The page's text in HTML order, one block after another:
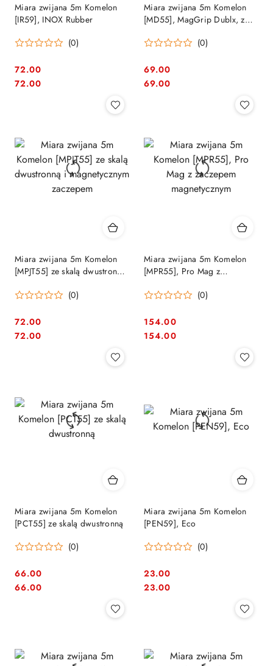
Miara zwijana 5m Komelon
[IR59], INOX Rubber
(0)
Cena:
72.00
Cena:
72.00
Miara zwijana 5m Komelon
[MD55], MagGrip Dublx, z
(0)
Cena:
69.00
Cena:
69.00
Miara zwijana 5m Komelon
[MPJT55] ze skalą dwustronną
(0)
Cena:
72.00
Cena:
72.00
Miara zwijana 5m Komelon
[MPR55], Pro Mag z
(0)
Cena:
154.00
Cena:
154.00
Miara zwijana 5m Komelon
[PCT55] ze skalą dwustronną
(0)
Cena:
66.00
Cena:
66.00
Miara zwijana 5m Komelon
[PEN59], Eco
(0)
Cena:
23.00
Cena:
23.00